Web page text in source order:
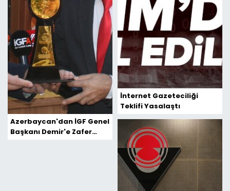
Azerbaycan'dan İGF Genel
Başkanı Demir'e Zafer
İnternet Gazeteciliği
Teklifi Yasalaştı